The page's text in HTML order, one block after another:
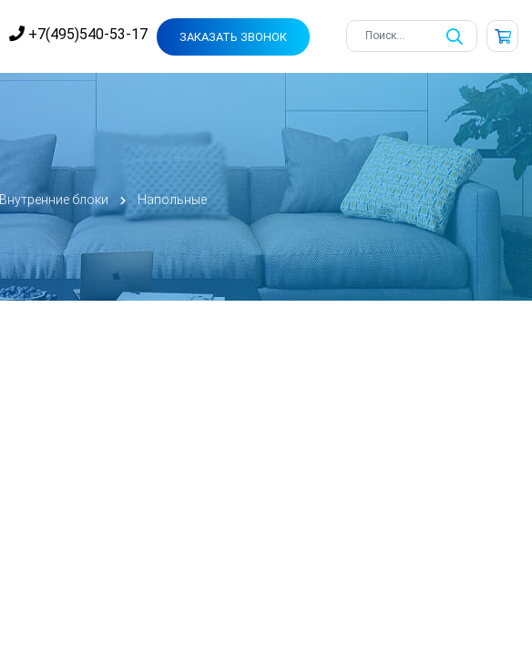
+7(495)540-53-17 ЗАКАЗАТЬ ЗВОНОК
Внутренние блоки Напольные